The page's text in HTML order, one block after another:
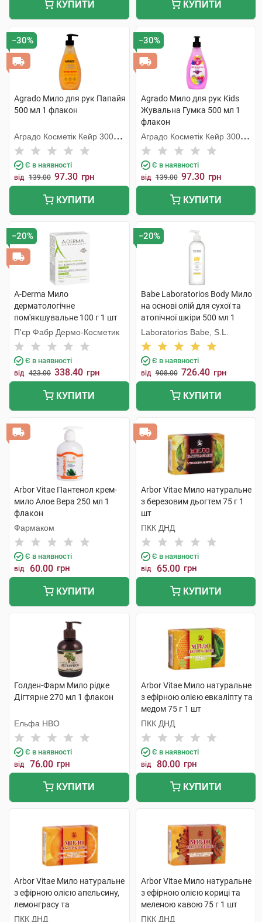
КУПИТИ КУПИТИ
−30%
Agrado Мило для рук Папайя
500 мл 1 флакон
Аградо Косметік Кейр 3000
С.Л.У.
Є в наявності
від 139.00 97.30 грн
КУПИТИ
−30%
Agrado Мило для рук Kids
Жувальна Гумка 500 мл 1
флакон
Аградо Косметік Кейр 3000
С.Л.У.
Є в наявності
від 139.00 97.30 грн
КУПИТИ
−20%
A-Derma Мило
дерматологічне
пом'якшувальне 100 г 1 шт
П'єр Фабр Дермо-Косметик
Є в наявності
від 423.00 338.40 грн
КУПИТИ
−20%
Babe Laboratorios Body Мило
на основі олій для сухої та
атопічної шкіри 500 мл 1
флакон
Laboratorios Babe, S.L.
Є в наявності
від 908.00 726.40 грн
КУПИТИ
Arbor Vitae Пантенол крем-
мило Алое Вера 250 мл 1
флакон
Фармаком
Є в наявності
від 60.00 грн
КУПИТИ
Arbor Vitae Мило натуральне
з березовим дьогтем 75 г 1
шт
ПКК ДНД
Є в наявності
від 65.00 грн
КУПИТИ
Голден-Фарм Мило рідке
Дігтярне 270 мл 1 флакон
Ельфа НВО
Є в наявності
від 76.00 грн
КУПИТИ
Arbor Vitae Мило натуральне
з ефірною олією евкаліпту та
медом 75 г 1 шт
ПКК ДНД
Є в наявності
від 80.00 грн
КУПИТИ
Arbor Vitae Мило натуральне
з ефірною олією апельсину,
лемонграсу та
апельсиновою цедрою 75 г 1
ПКК ДНД
Arbor Vitae Мило натуральне
з ефірною олією кориці та
меленою кавою 75 г 1 шт
ПКК ДНД